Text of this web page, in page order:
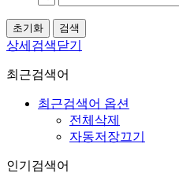
상세검색닫기
최근검색어
최근검색어 옵션
전체삭제
자동저장끄기
인기검색어